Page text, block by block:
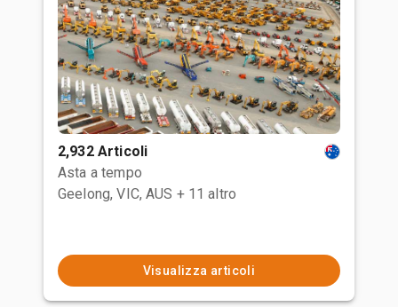
2,932 Articoli
Asta a tempo
Geelong, VIC, AUS + 11 altro
Visualizza articoli